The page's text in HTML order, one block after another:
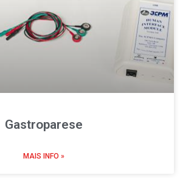
Gastroparese
MAIS INFO »